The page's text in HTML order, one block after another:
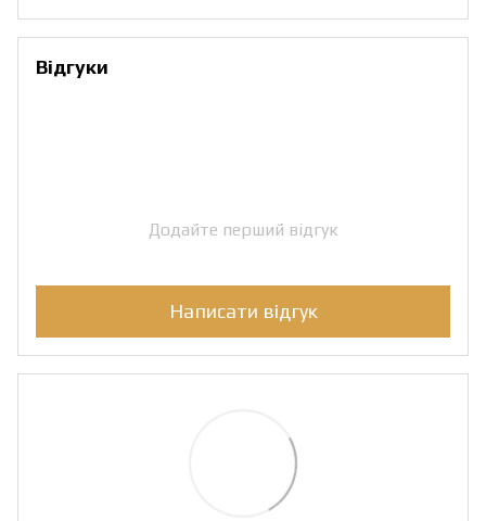
Відгуки
Додайте перший відгук
Написати відгук